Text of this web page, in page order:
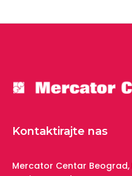
Kontaktirajte nas
Mercator Centar Beograd,